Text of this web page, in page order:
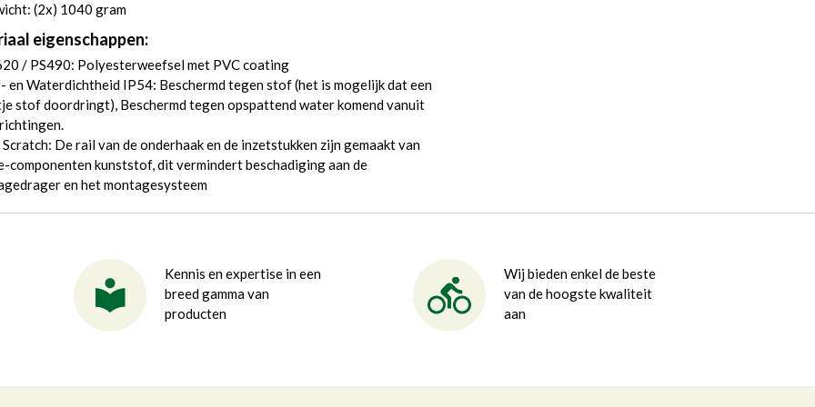
(2x) 1040 gram
eigenschappen:
/ PS490: Polyesterweefsel met PVC coating
en Waterdichtheid IP54: Beschermd tegen stof (het is mogelijk dat een
stof doordringt), Beschermd tegen opspattend water komend vanuit
De rail van de onderhaak en de inzetstukken zijn gemaakt van
componenten kunststof, dit vermindert beschadiging aan de
en het montagesysteem
Kennis en expertise in een
breed gamma van
producten
Wij bieden enkel de beste
van de hoogste kwaliteit
aan